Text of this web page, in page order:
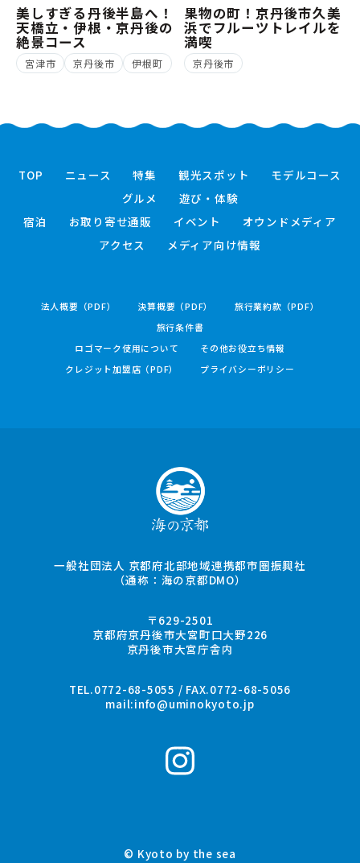
美しすぎる丹後半島へ！
天橋立・伊根・京丹後の
絶景コース
宮津市 京丹後市 伊根町
果物の町！京丹後市久美
浜でフルーツトレイルを
満喫
京丹後市
TOP ニュース 特集 観光スポット
モデルコース
グルメ
遊び・体験
宿泊
お取り寄せ通販 イベント
オウンドメディア
アクセス
メディア向け情報
法人概要（PDF） 決算概要（PDF）
旅行業約款（PDF）
旅行条件書
ロゴマーク使用について
その他お役立ち情報
クレジット加盟店（PDF）
プライバシーポリシー
一般社団法人 京都府北部地域連携都市圏振興社
（通称：海の京都DMO）
〒629-2501
京都府京丹後市大宮町口大野226
京丹後市大宮庁舎内
TEL.0772-68-5055 / FAX.0772-68-5056
mail:info@uminokyoto.jp
© Kyoto by the sea